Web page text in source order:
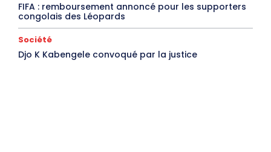
FIFA : remboursement annoncé pour les supporters
congolais des Léopards
Société
Djo K Kabengele convoqué par la justice